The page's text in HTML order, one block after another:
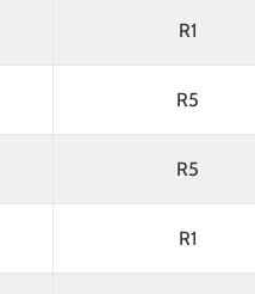
R1
R5
R5
R1